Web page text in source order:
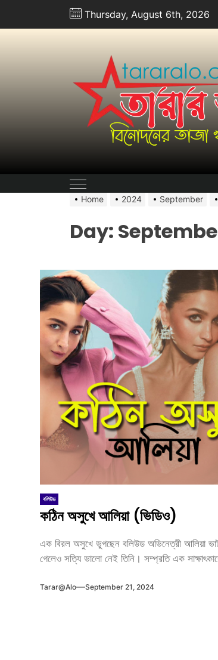
Thursday, August 6th, 2026
Home 2024 September
Day:
বলিউড
কঠিন অসুখে আলিয়া (ভিডিও)
এক বিরল অসুখে ভুগছেন বলিউড অভিনেত্রী আলিয়া
গেলেও সত্যি ভালো নেই তিনি। সম্প্রতি এক
Tarar@alo September 21, 2024